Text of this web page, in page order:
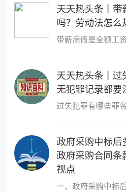
天天热头条丨带
吗？劳动法怎么
天天热头条丨过
无犯罪记录都要
政府采购中标后
政府采购合同条
视点